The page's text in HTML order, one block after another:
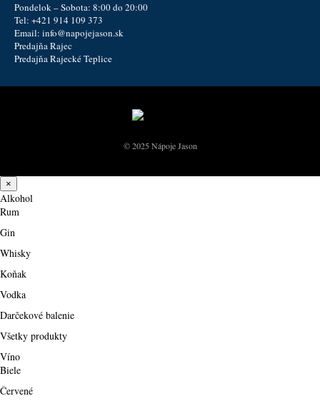
Pondelok – Sobota: 8:00 do 20:00
Tel: +421 914 109 373
Email: info@napojejason.sk
Predajňa Rajec
Predajňa Rajecké Teplice
© 2025 Nápoje Jason
×
Alkohol
Rum
Gin
Whisky
Koňak
Vodka
Darčekové balenie
Všetky produkty
Víno
Biele
Červené